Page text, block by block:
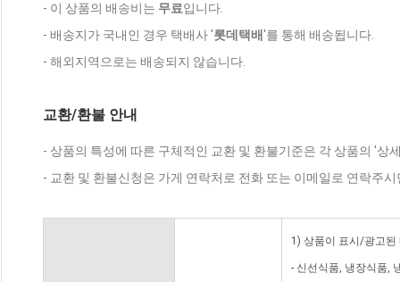
- 이 상품의 배송비는 무료입니다.
- 배송지가 국내인 경우 택배사 '롯데택배'를 통해 배송됩니다.
- 해외지역으로는 배송되지 않습니다.
교환/환불 안내
- 상품의 특성에 따른 구체적인 교환 및 환불기준은 각 상품의 '상
- 교환 및 환불신청은 가게 연락처로 전화 또는 이메일로 연락주
1) 상품이 표시/광고된
- 신선식품, 냉장식품,